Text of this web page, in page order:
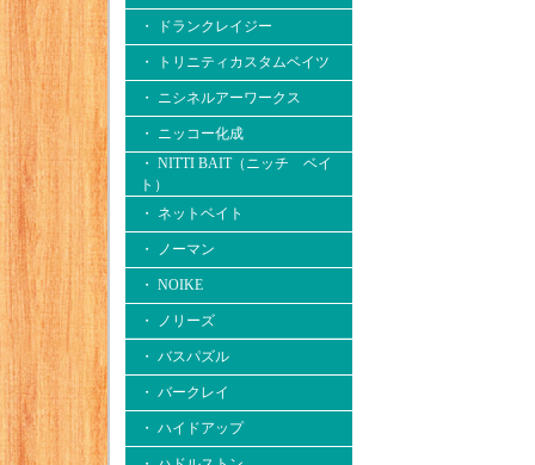
・ ドランクレイジー
・ トリニティカスタムベイツ
・ ニシネルアーワークス
・ ニッコー化成
・ NITTI BAIT（ニッチ ベイ
ト）
・ ネットベイト
・ ノーマン
・ NOIKE
・ ノリーズ
・ バスパズル
・ バークレイ
・ ハイドアップ